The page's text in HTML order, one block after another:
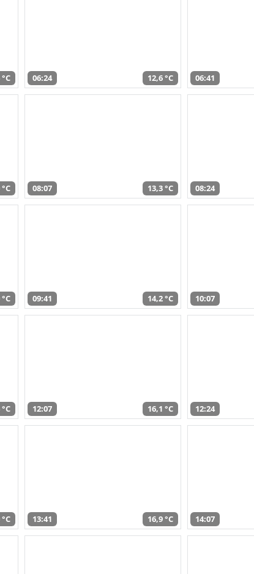
06:24 12,6 °C 06:41
08:07 13,3 °C 08:24
09:41 14,2 °C 10:07
12:07 16,1 °C 12:24
13:41 16,9 °C 14:07